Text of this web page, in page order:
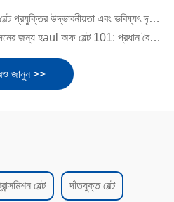
উদ্ভাবনীয়তা এবং ভবিষ্যৎ দৃষ্টি নিয়ে কথা বলে
জন্য হaul অফ বেল্ট 101: প্রধান বৈশিষ্ট্য
জানুন >>
বেল্ট দাঁতযুক্ত বেল্ট